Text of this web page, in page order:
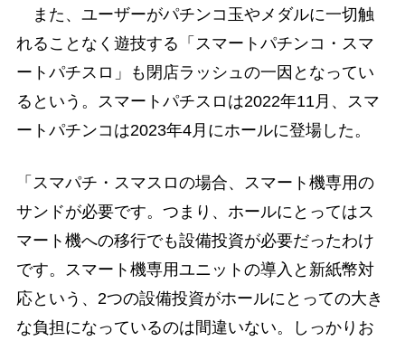
また、ユーザーがパチンコ玉やメダルに一切触
れることなく遊技する「スマートパチンコ・スマ
ートパチスロ」も閉店ラッシュの一因となってい
るという。スマートパチスロは2022年11月、スマ
ートパチンコは2023年4月にホールに登場した。
「スマパチ・スマスロの場合、スマート機専用の
サンドが必要です。つまり、ホールにとってはス
マート機への移行でも設備投資が必要だったわけ
です。スマート機専用ユニットの導入と新紙幣対
応という、2つの設備投資がホールにとっての大き
な負担になっているのは間違いない。しっかりお